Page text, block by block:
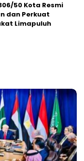
50 Kota Resmi
dan Perkuat
Limapuluh